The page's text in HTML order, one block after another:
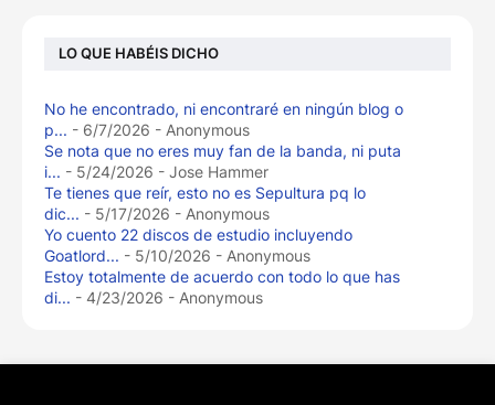
LO QUE HABÉIS DICHO
No he encontrado, ni encontraré en ningún blog o
p... - 6/7/2026 - Anonymous
Se nota que no eres muy fan de la banda, ni puta
i... - 5/24/2026 - Jose Hammer
Te tienes que reír, esto no es Sepultura pq lo
dic... - 5/17/2026 - Anonymous
Yo cuento 22 discos de estudio incluyendo
Goatlord... - 5/10/2026 - Anonymous
Estoy totalmente de acuerdo con todo lo que has
di... - 4/23/2026 - Anonymous